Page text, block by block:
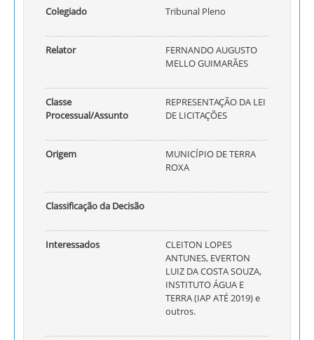
Colegiado Tribunal Pleno
Relator
FERNANDO AUGUSTO
MELLO GUIMARÃES
Classe
Processual/Assunto
REPRESENTAÇÃO DA LEI
DE LICITAÇÕES
Origem
MUNICÍPIO DE TERRA
ROXA
Classificação da Decisão
Interessados
CLEITON LOPES
ANTUNES, EVERTON
LUIZ DA COSTA SOUZA,
INSTITUTO ÁGUA E
TERRA (IAP ATÉ 2019) e
outros.